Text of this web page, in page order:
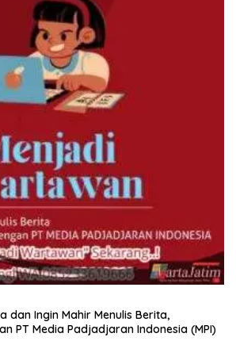
dan Ingin Mahir Menulis Berita,
PT Media Padjadjaran Indonesia (MPI)